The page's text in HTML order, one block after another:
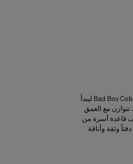
ابتكرت العطّارة دوميتيل ميشالون-بيرتييه Bad Boy Cobalt Absolute ليبدأ
تتوازن مع العمق
قاعدة آسرة من
وثقة وأناقة